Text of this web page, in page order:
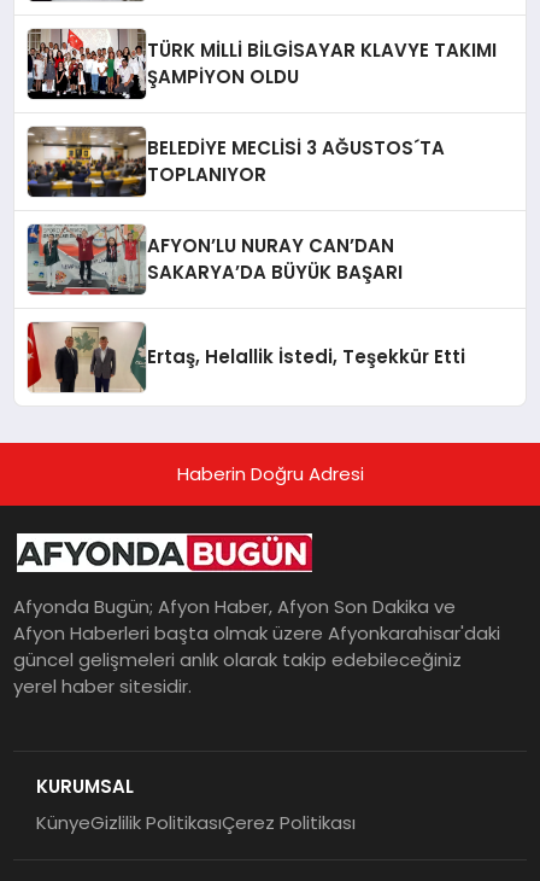
TÜRK MİLLİ BİLGİSAYAR KLAVYE TAKIMI
ŞAMPİYON OLDU
BELEDİYE MECLİSİ 3 AĞUSTOS´TA
TOPLANIYOR
AFYON’LU NURAY CAN’DAN
SAKARYA’DA BÜYÜK BAŞARI
Ertaş, Helallik İstedi, Teşekkür Etti
Haberin Doğru Adresi
Afyonda Bugün; Afyon Haber, Afyon Son Dakika ve
Afyon Haberleri başta olmak üzere Afyonkarahisar'daki
güncel gelişmeleri anlık olarak takip edebileceğiniz
yerel haber sitesidir.
KURUMSAL
KünyeGizlilik PolitikasıÇerez Politikası